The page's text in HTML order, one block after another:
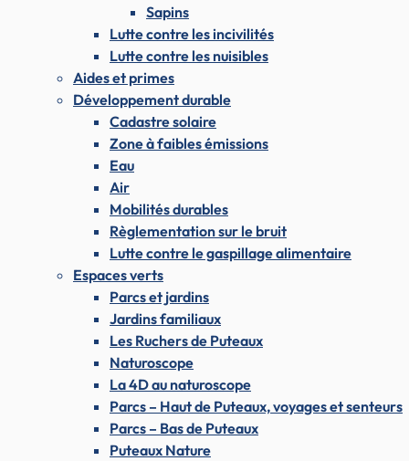
Sapins
Lutte contre les incivilités
Lutte contre les nuisibles
Aides et primes
Développement durable
Cadastre solaire
Zone à faibles émissions
Eau
Air
Mobilités durables
Règlementation sur le bruit
Lutte contre le gaspillage alimentaire
Espaces verts
Parcs et jardins
Jardins familiaux
Les Ruchers de Puteaux
Naturoscope
La 4D au naturoscope
Parcs – Haut de Puteaux, voyages et senteurs
Parcs – Bas de Puteaux
Puteaux Nature